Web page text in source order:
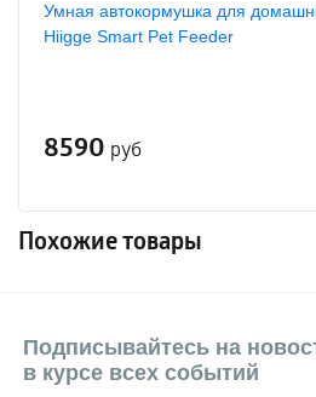
Умная автокормушка для
Hiigge Smart Pet Feeder
8590 руб
Похожие товары
Подписывайтесь на
в курсе всех событий